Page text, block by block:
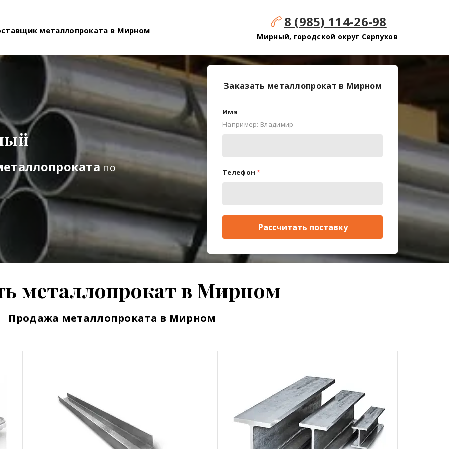
металлопроката в Мирном
8 (985) 114-26-98
Мирный, городской округ Серпухов
по
Заказать металлопрокат в Мирном
Имя
Например: Владимир
Телефон *
Рассчитать поставку
металлопрокат в Мирном
Продажа металлопроката в Мирном